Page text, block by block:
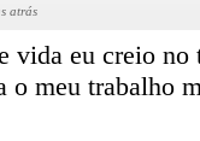
atrás
vida eu creio no
meu trabalho